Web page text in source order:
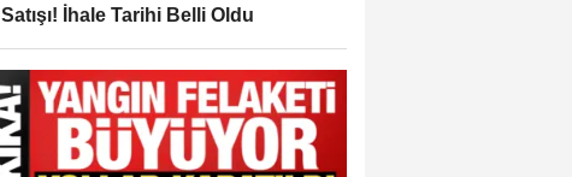
Satışı! İhale Tarihi Belli Oldu